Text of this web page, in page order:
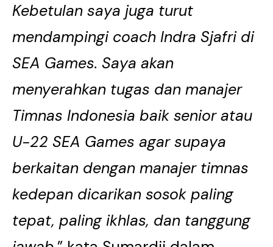
Kebetulan saya juga turut
mendampingi coach Indra Sjafri di
SEA Games. Saya akan
menyerahkan tugas dan manajer
Timnas Indonesia baik senior atau
U-22 SEA Games agar supaya
berkaitan dengan manajer timnas
kedepan dicarikan sosok paling
tepat, paling ikhlas, dan tanggung